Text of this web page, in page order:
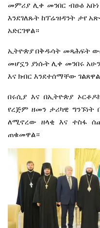
መምሪያ ሊቀ መንበር ብፁዕ አቡነ
እንደገለጹት ከፕሬዝዳንት ታየ
አድርገዋል።
ኢትዮጵያ በቅዱሳት መጻሕፍት
መሆኗን ያነሱት ሊቀ መንበሩ አሁን
እና ክብር እንደተሰማቸው
በሩሲያ እና በኢትዮጵያ
የረጅም ዘመን ታሪካዊ ግንኙነት
ለሚኖረው
ዘላቂ እና ተስፋ
ጠቁመዋል።